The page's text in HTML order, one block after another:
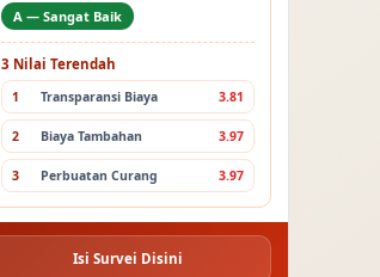
A — Sangat Baik
3 Nilai Terendah
1 Transparansi Biaya 3.81
2 Biaya Tambahan 3.97
3 Perbuatan Curang 3.97
Isi Survei Disini